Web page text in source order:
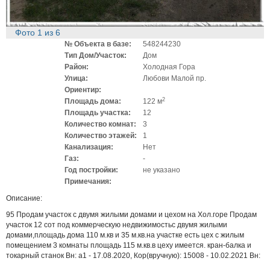
Фото 1 из 6
№ Объекта в базе:
548244230
Тип Дом/Участок:
Дом
Район:
Холодная Гора
Улица:
Любови Малой пр.
Ориентир:
Площадь дома:
122 м2
Площадь участка:
12
Количество комнат:
3
Количество этажей:
1
Канализация:
Нет
Газ:
-
Год постройки:
не указано
Примечания:
Описание:
95 Продам участок с двумя жилыми домами и цехом на Хол.горе Продам
участок 12 сот под коммерческую недвижимостьс двумя жилыми
домами,площадь дома 110 м.кв и 35 м.кв.на участке есть цех с жилым
помещением 3 комнаты площадь 115 м.кв.в цеху имеется. кран-балка и
токарный станок Вн: a1 - 17.08.2020, Кор(вручную): 15008 - 10.02.2021 Вн: